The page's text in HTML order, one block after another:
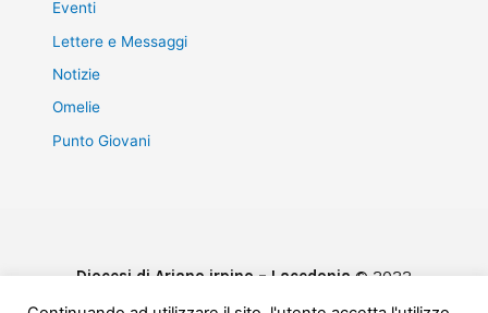
Eventi
Lettere e Messaggi
Notizie
Omelie
Punto Giovani
Diocesi di Ariano irpino – Lacedonia © 2022
Privacy & Cookie Policy